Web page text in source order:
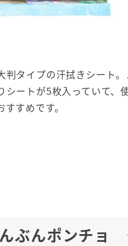
タイプの汗拭きシート
シートが5枚入っていて、
すめです。
ぶんポンチョ